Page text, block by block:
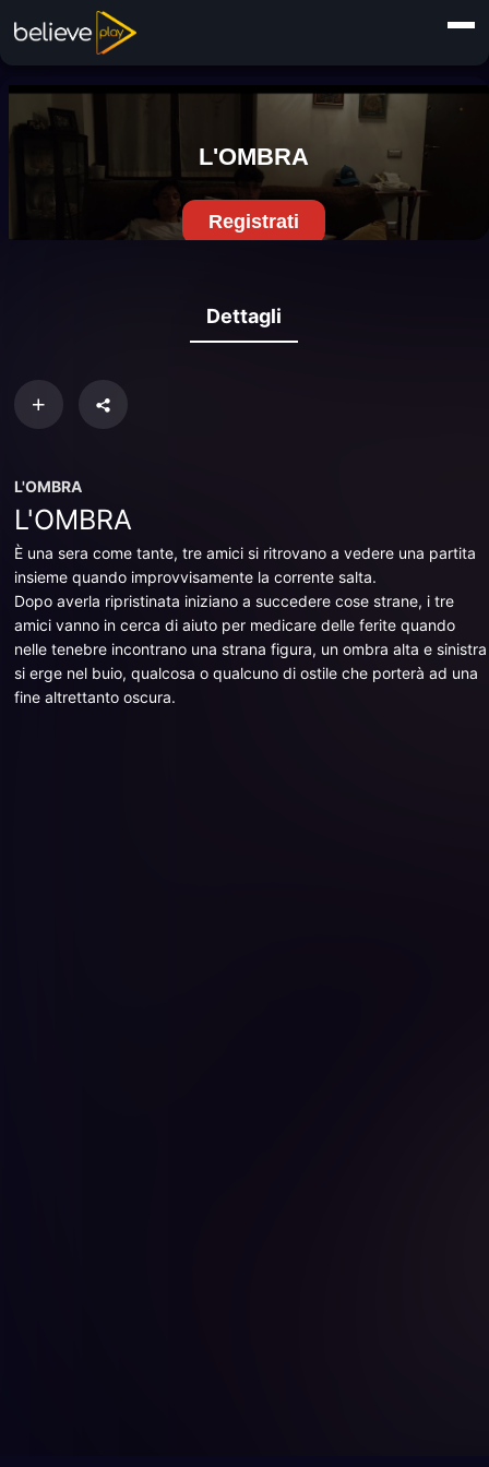
Dettagli
L'OMBRA
L'OMBRA
È una sera come tante, tre amici si ritrovano a vedere una partita
insieme quando improvvisamente la corrente salta.
Dopo averla ripristinata iniziano a succedere cose strane, i tre
amici vanno in cerca di aiuto per medicare delle ferite quando
nelle tenebre incontrano una strana figura, un ombra alta e sinistra
si erge nel buio, qualcosa o qualcuno di ostile che porterà ad una
fine altrettanto oscura.